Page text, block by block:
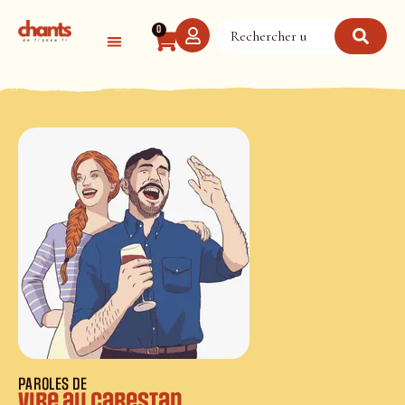
0
PAROLES DE